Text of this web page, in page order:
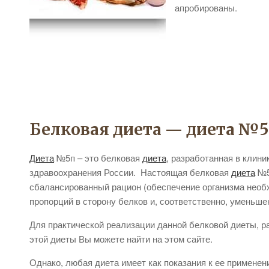
апробированы.
Белковая диета — диета
Диета№5п – это белковая диета, разработанная в
здравоохранения России. Настоящая белковая диета
сбалансированный рацион (обеспечение организма
пропорций в сторону белков и, соответственно,
Для практической реализации данной белковой
этой диеты Вы можете найти на этом сайте.
Однако, любая диета имеет как показания к ее